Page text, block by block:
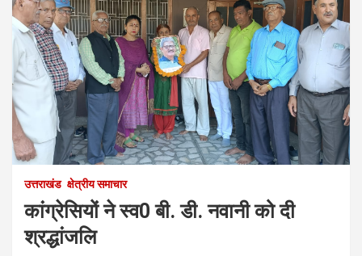
उत्तराखंड क्षेत्रीय समाचार
कांग्रेसियों ने स्व0 बी. डी. नवानी को दी
श्रद्धांजलि